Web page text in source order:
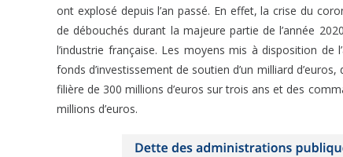
ont explosé depuis l’an passé. En effet, la crise du
de débouchés durant la majeure partie de l’année
l’industrie française. Les moyens mis à disposition de
fonds d’investissement de soutien d’un milliard
filière de 300 millions d’euros sur trois ans et des
millions d’euros.